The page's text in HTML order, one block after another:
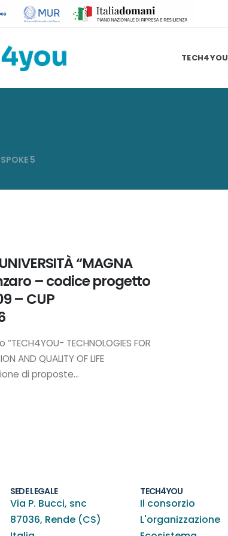
TECH4YOU
SPOKE 5
“MAGNA
– codice progetto
– CUP
TECHNOLOGIES FOR
AND QUALITY OF LIFE
di proposte...
SEDE LEGALE
Via P. Bucci, snc
87036, Rende (CS)
TECH4YOU
Il consorzio
L'organizzazione